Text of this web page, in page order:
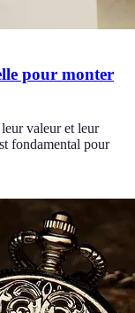
pour monter
valeur et leur
fondamental pour